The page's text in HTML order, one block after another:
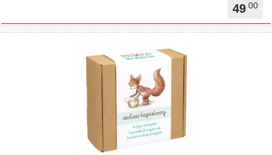
49 00